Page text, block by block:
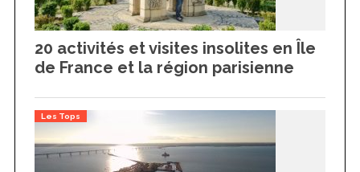
20 activités et visites insolites en Île
de France et la région parisienne
Les Tops